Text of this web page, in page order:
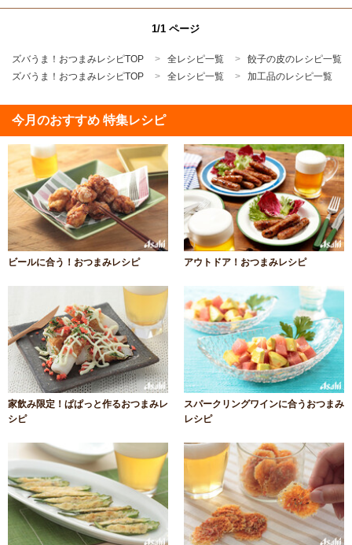
1/1 ページ
ズバうま！おつまみレシピTOP 全レシピ一覧
餃子の皮のレシピ一覧
ズバうま！おつまみレシピTOP
全レシピ一覧 加工品のレシピ一覧
今月のおすすめ 特集レシピ
ビールに合う！おつまみレシピ アウトドア！おつまみレシピ
家飲み限定！ぱぱっと作るおつまみレ
シピ
スパークリングワインに合うおつまみ
レシピ